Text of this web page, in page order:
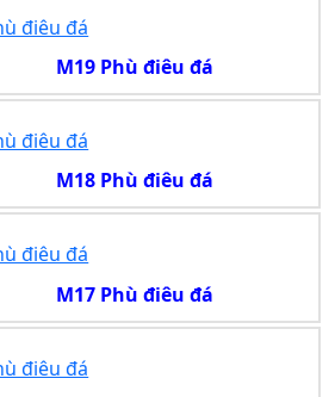
M19 Phù điêu đá
M18 Phù điêu đá
M17 Phù điêu đá